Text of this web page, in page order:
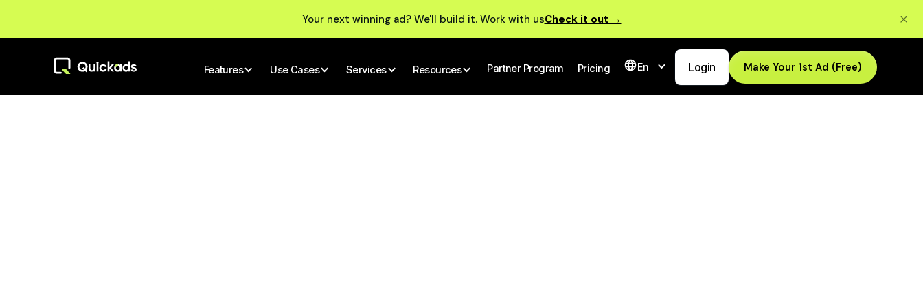
Your next winning ad? We'll build it. Work with usCheck it out →
Features Use Cases Services Resources Partner Program Pricing En Login Make Your 1st Ad (Free)